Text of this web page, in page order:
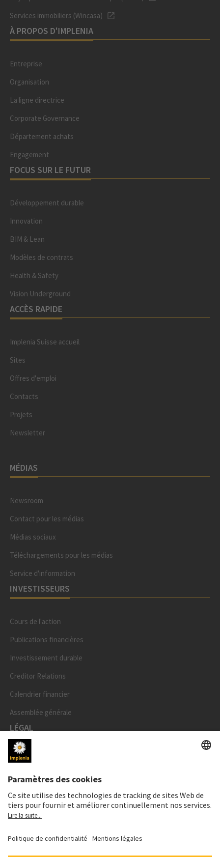
Services immobiliers (Wincasa)
À PROPOS D'IMPLENIA
Entreprise
Organisation
La ligne directrice
Corporate Governance
Département achats
Engagement
FOCUS SUR LE FUTUR
Développement durable
Innovation
BIM & Lean
Modèles de contrats
Health & Safety
Vision Underground
ACCÈS RAPIDE
Implenia Suisse accueil
Sites
Offres d'emploi
Contacts
Projets
Newsletter
MÉDIAS
Newsroom
Contact pour les médias
Médias sociaux
Téléchargements pour les médias
Service d'information
INVESTISSEURS
Cours de l'action
Publications financières
Investissement durable
Creditor Relations
Calendrier financier
Assemblée générale
LÉGAL
Mentions légales
Données personnelles
Déclaration cookies et social media
Paramètres de confidentialité